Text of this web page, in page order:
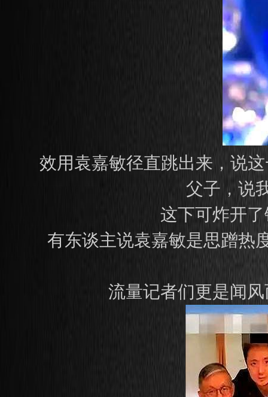
效用袁嘉敏径直跳出来，说
父子，说
这下可炸开
有东谈主说袁嘉敏是思蹭热
流量记者们更是闻